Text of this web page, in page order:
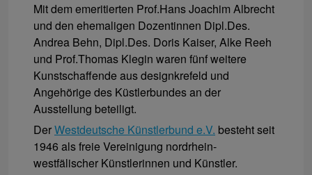
Mit dem emeritierten Prof.Hans Joachim Albrecht
und den ehemaligen Dozentinnen Dipl.Des.
Andrea Behn, Dipl.Des. Doris Kaiser, Alke Reeh
und Prof.Thomas Klegin waren fünf weitere
Kunstschaffende aus designkrefeld und
Angehörige des Küstlerbundes an der
Ausstellung beteiligt.
DerWestdeutsche Künstlerbund e.V. besteht seit
1946 als freie Vereinigung nordrhein-
westfälischer Künstlerinnen und Künstler.